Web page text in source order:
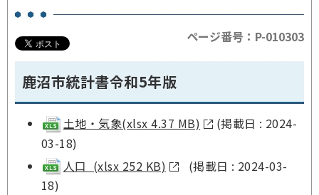
ページ番号：P-010303
鹿沼市統計書令和5年版
土地・気象(xlsx 4.37 MB)
(掲載日 : 2024-
03-18)
人口 (xlsx 252 KB)
(掲載日 : 2024-03-
18)